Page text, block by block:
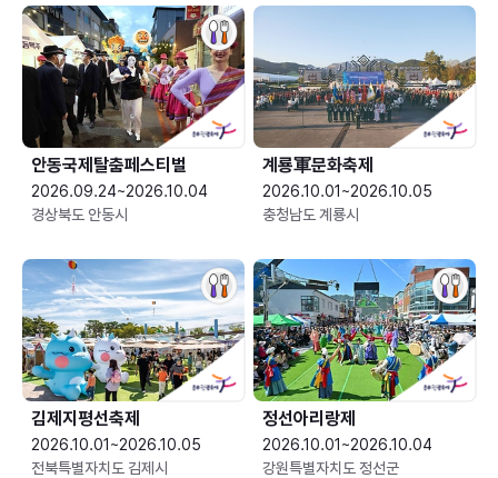
안동국제탈춤페스티벌
2026.09.24~2026.10.04
경상북도 안동시
2026.10.01~2026.10.05
충청남도 계룡시
김제지평선축제
2026.10.01~2026.10.05
전북특별자치도 김제시
정선아리랑제
2026.10.01~2026.10.04
강원특별자치도 정선군